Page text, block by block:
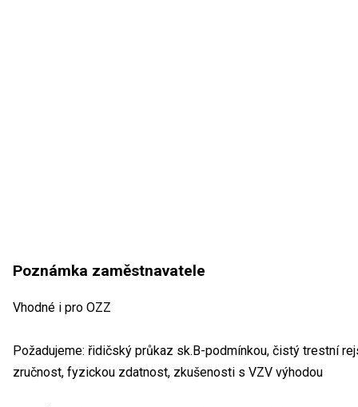
Poznámka zaměstnavatele
Vhodné i pro OZZ
Požadujeme: řidičský průkaz sk.B-podmínkou, čistý trestní
zručnost, fyzickou zdatnost, zkušenosti s VZV výhodou